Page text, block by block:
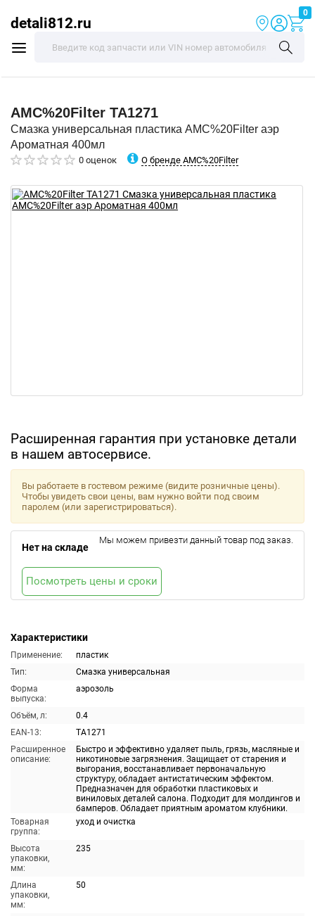
detali812.ru
0
AMC%20Filter TA1271
Смазка универсальная пластика AMC%20Filter аэр
Ароматная 400мл
0 оценок О бренде AMC%20Filter
Расширенная гарантия при установке детали
в нашем автосервисе.
Характеристики
Применение:
пластик
Тип:
Смазка универсальная
Форма
выпуска:
аэрозоль
Объём, л:
0.4
EAN-13:
TA1271
Расширенное
описание:
Быстро и эффективно удаляет пыль, грязь, масляные и
никотиновые загрязнения. Защищает от старения и
выгорания, восстанавливает первоначальную
структуру, обладает антистатическим эффектом.
Предназначен для обработки пластиковых и
виниловых деталей салона. Подходит для молдингов и
бамперов. Обладает приятным ароматом клубники.
Товарная
группа:
уход и очистка
Высота
упаковки,
мм:
235
Длина
упаковки,
мм:
50
Вы работаете в гостевом режиме (видите розничные цены).
Чтобы увидеть свои цены, вам нужно войти под своим
паролем (или зарегистрироваться).
Нет на складе
Мы можем привезти данный товар под заказ.
Посмотреть цены и сроки